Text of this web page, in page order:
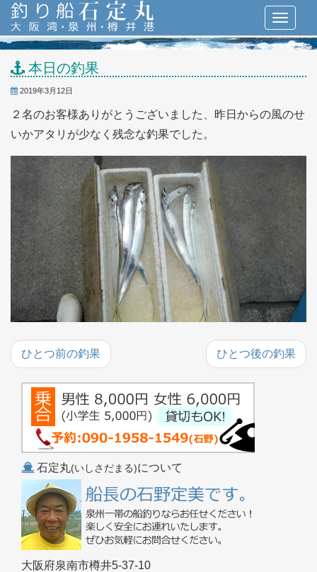
本日の釣果
2019年3月12日
２名のお客様ありがとうございました、昨日からの風のせ
いかアタリが少なく残念な釣果でした。
ひとつ前の釣果 ひとつ後の釣果
石定丸(いしさだまる)について
大阪府泉南市樽井5-37-10